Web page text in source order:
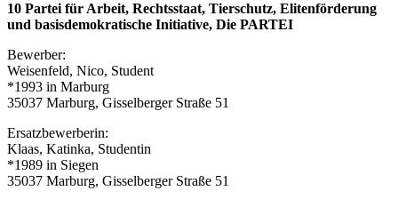
10 Partei für Arbeit, Rechtsstaat, Tierschutz, Elitenförderung
und basisdemokratische Initiative, Die PARTEI
Bewerber:
Weisenfeld, Nico, Student
*1993 in Marburg
35037 Marburg, Gisselberger Straße 51
Ersatzbewerberin:
Klaas, Katinka, Studentin
*1989 in Siegen
35037 Marburg, Gisselberger Straße 51